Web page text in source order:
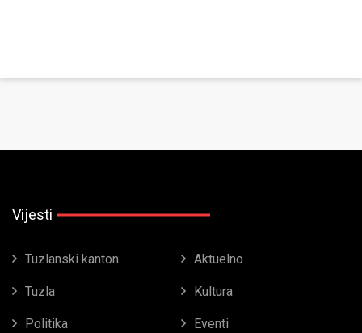
Vijesti
Tuzlanski kanton Aktuelno
Tuzla Kultura
Politika Eventi